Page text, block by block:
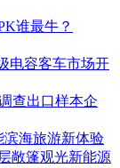
谁最牛？
电容客车市场开
查出口样本企
滨海旅游新体验
敞篷观光新能源